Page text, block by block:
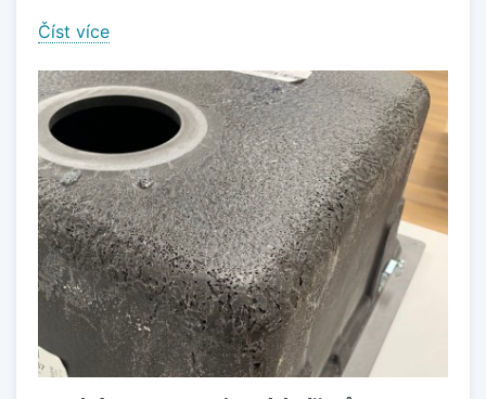
Číst více